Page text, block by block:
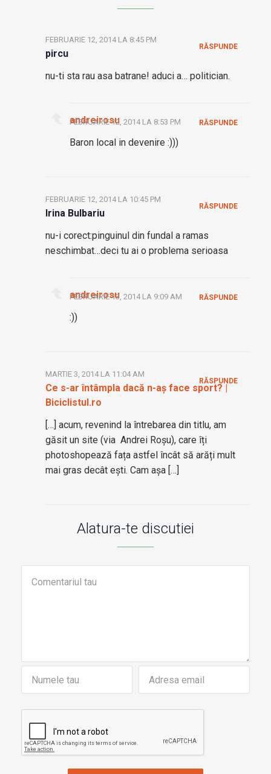
pircu
FEBRUARIE 12, 2014 LA 8:45 PM
nu-ti sta rau asa batrane! aduci a… politician.
RĂSPUNDE
andreirosu
FEBRUARIE 12, 2014 LA 8:53 PM
Baron local in devenire :)))
RĂSPUNDE
Irina Bulbariu
FEBRUARIE 12, 2014 LA 10:45 PM
nu-i corect:pinguinul din fundal a ramas
neschimbat…deci tu ai o problema serioasa
RĂSPUNDE
andreirosu
FEBRUARIE 13, 2014 LA 9:09 AM
:))
RĂSPUNDE
Ce s-ar întâmpla dacă n-aș face sport? |
Biciclistul.ro
MARTIE 3, 2014 LA 11:04 AM
[…] acum, revenind la întrebarea din titlu, am
găsit un site (via Andrei Roșu), care îți
photoshopează fața astfel încât să arăți mult
mai gras decât ești. Cam așa […]
RĂSPUNDE
Alatura-te discutiei